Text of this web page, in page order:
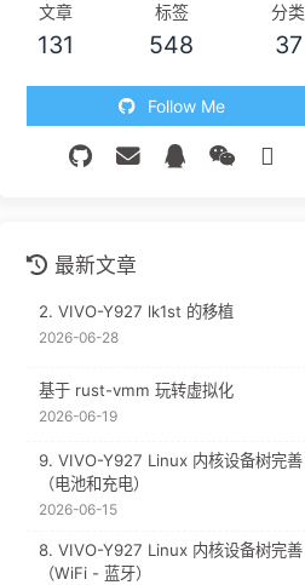
文章
131
标签
548
分类
37
Follow Me
最新文章
2. VIVO-Y927 lk1st 的移植
2026-06-28
基于 rust-vmm 玩转虚拟化
2026-06-19
9. VIVO-Y927 Linux 内核设备树完善
（电池和充电）
2026-06-15
8. VIVO-Y927 Linux 内核设备树完善
（WiFi - 蓝牙）